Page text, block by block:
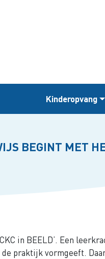
Kinderopvang
BEGINT MET
in BEELD’. Een
praktijk vormgeeft.